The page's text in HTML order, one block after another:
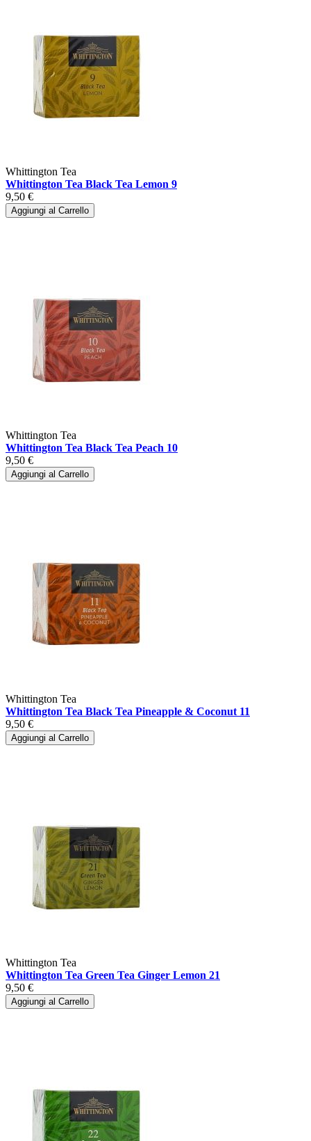
Whittington Tea
Whittington Tea Black Tea Lemon 9
9,50 €
Aggiungi al Carrello
Whittington Tea
Whittington Tea Black Tea Peach 10
9,50 €
Aggiungi al Carrello
Whittington Tea
Whittington Tea Black Tea Pineapple & Coconut 11
9,50 €
Aggiungi al Carrello
Whittington Tea
Whittington Tea Green Tea Ginger Lemon 21
9,50 €
Aggiungi al Carrello